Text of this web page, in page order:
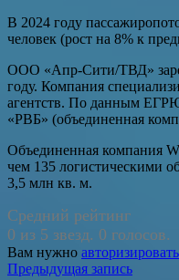
В 2024 году
человек (рост на 8% к
ООО «Апр-Сити/ТВД»
году. Компания
агентств. По данным
«РВБ» (объединенная
Объединенная компания
чем 135 логистическими
3,5 млн кв. м.
Средний рейтинг
0 из 5 звезд. 0 голосов.
Вам нужно
Навигация
Предыдущая запись